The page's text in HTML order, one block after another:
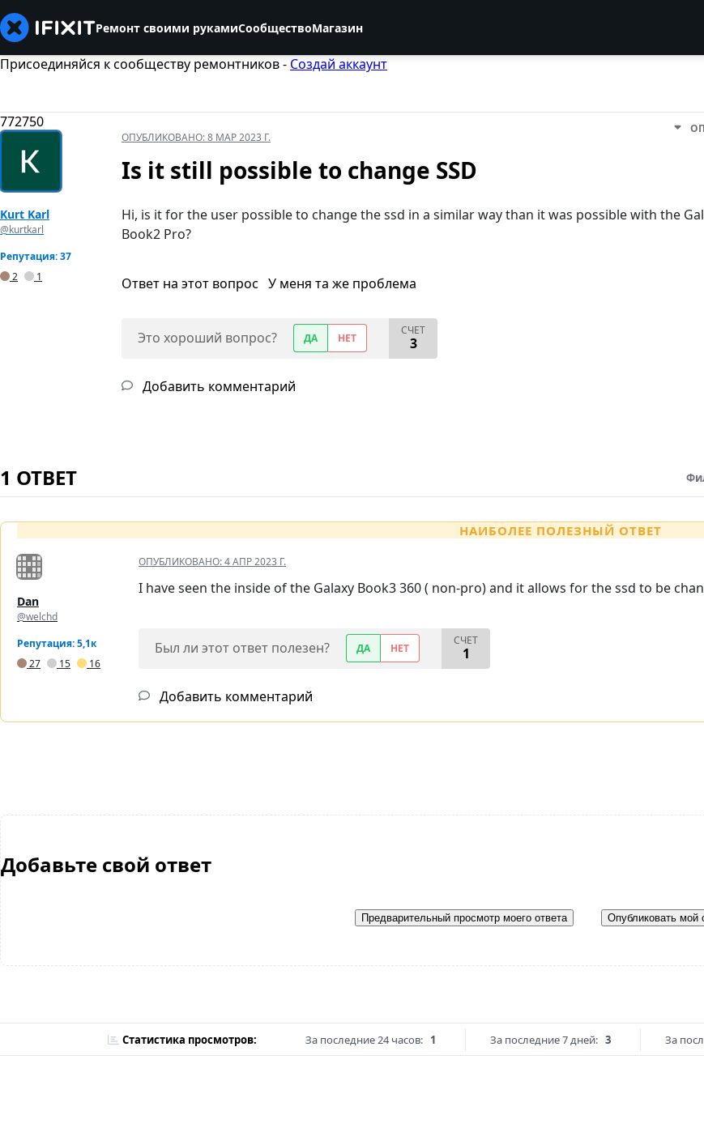
Ремонт своими рукамиСообществоМагазин
Присоединяйся к сообществу ремонтников - Создай аккаунт
772750
Kurt Karl
@kurtkarl
Репутация: 37
2
1
ОПУБЛИКОВАНО:8 МАР 2023 Г.
Is it still possible to change SSD
Hi, is it for the user possible to change the ssd in a similar way than it was possible with the
Book2 Pro?
Ответ на этот вопрос У меня та же проблема
Это хороший вопрос? ДА НЕТ
СЧЕТ
3
Добавить комментарий
1 ОТВЕТ
НАИБОЛЕЕ ПОЛЕЗНЫЙ ОТВЕТ
Dan
@welchd
Репутация: 5,1к
27
15 16
ОПУБЛИКОВАНО:4 АПР 2023 Г.
I have seen the inside of the Galaxy Book3 360 ( non-pro) and it allows for the ssd to be
Был ли этот ответ полезен? ДА НЕТ
СЧЕТ
1
Добавить комментарий
Добавьте свой ответ
Предварительный просмотр моего ответа Опубликовать мой
Статистика просмотров: За последние 24 часов: 1 За последние 7 дней: 3 За